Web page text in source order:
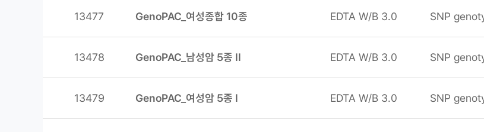
13477 GenoPAC_여성종합 10종 EDTA W/B 3.0 SNP
13478 GenoPAC_남성암 5종 II EDTA W/B 3.0 SNP
13479 GenoPAC_여성암 5종 I EDTA W/B 3.0 SNP